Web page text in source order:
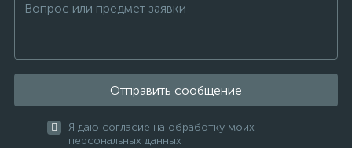
Отправить сообщение
Я даю согласие на обработку моих
персональных данных